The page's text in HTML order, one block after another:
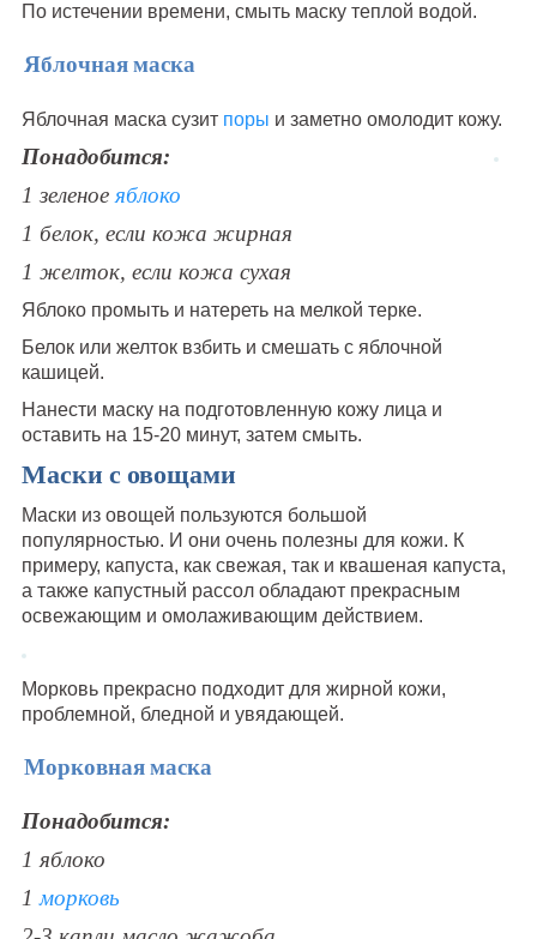
По истечении времени, смыть маску теплой водой.
Яблочная маска
Яблочная маска сузит поры и заметно омолодит кожу.
Понадобится:
1 зеленоеяблоко
1 белок, если кожа жирная
1 желток, если кожа сухая
Яблоко промыть и натереть на мелкой терке.
Белок или желток взбить и смешать с яблочной
кашицей.
Нанести маску на подготовленную кожу лица и
оставить на 15-20 минут, затем смыть.
Маски с овощами
Маски из овощей пользуются большой
популярностью. И они очень полезны для кожи. К
примеру, капуста, как свежая, так и квашеная капуста,
а также капустный рассол обладают прекрасным
освежающим и омолаживающим действием.
Морковь прекрасно подходит для жирной кожи,
проблемной, бледной и увядающей.
Морковная маска
Понадобится:
1 яблоко
1 морковь